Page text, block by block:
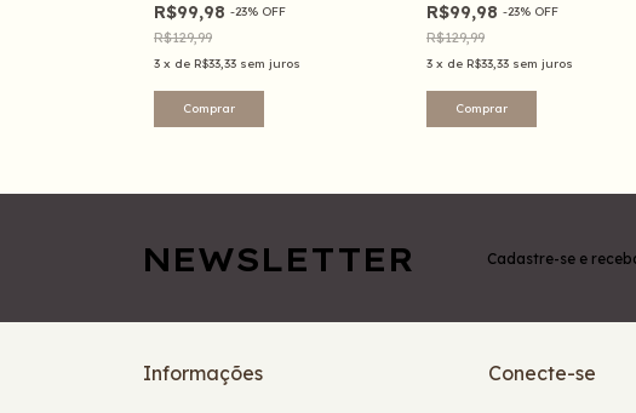
R$99,98 -23% OFF
R$129,99
3 x de R$33,33 sem juros
Comprar
R$99,98 -23% OFF
R$129,99
3 x de R$33,33 sem juros
Comprar
NEWSLETTER Cadastre-se e
Informações Conecte-se